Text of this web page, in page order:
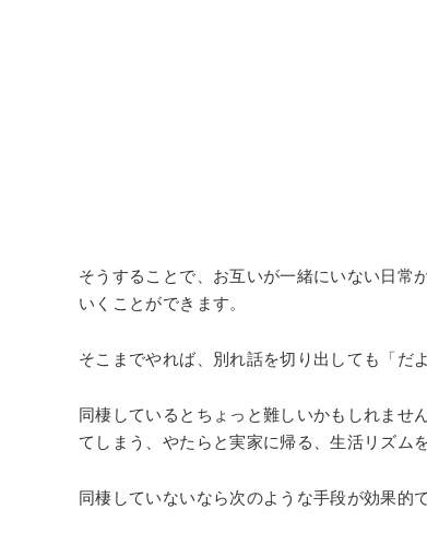
そうすることで、お互いが一緒にいない日常
いくことができます。
そこまでやれば、別れ話を切り出しても「だ
同棲しているとちょっと難しいかもしれませ
てしまう、やたらと実家に帰る、生活リズム
同棲していないなら次のような手段が効果的で